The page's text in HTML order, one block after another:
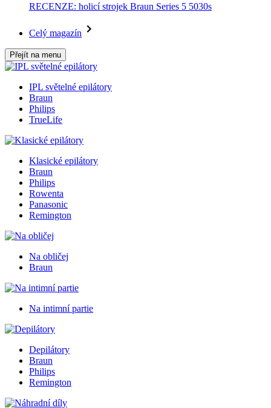
RECENZE: holicí strojek Braun Series 5 5030s
Celý magazín
Přejít na menu
IPL světelné epilátory
Braun
Philips
TrueLife
Klasické epilátory
Braun
Philips
Rowenta
Panasonic
Remington
Na obličej
Braun
Na intimní partie
Depilátory
Braun
Philips
Remington